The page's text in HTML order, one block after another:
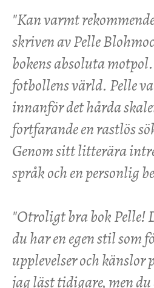
"Kan varmt
skriven av Pelle
bokens absoluta
fotbollens värld. Pelle
innanför det hårda
fortfarande en rastlös
Genom sitt litterära
språk och en personlig
"Otroligt bra bok Pelle!
du har en egen stil
upplevelser och
jag läst tidigare, men